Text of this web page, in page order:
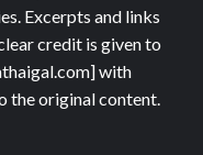
Excerpts and links
credit is given to
with
the original content.